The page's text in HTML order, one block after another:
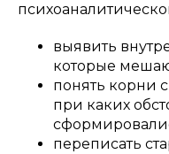
выявить
которые
понять корни
при каких
переписать